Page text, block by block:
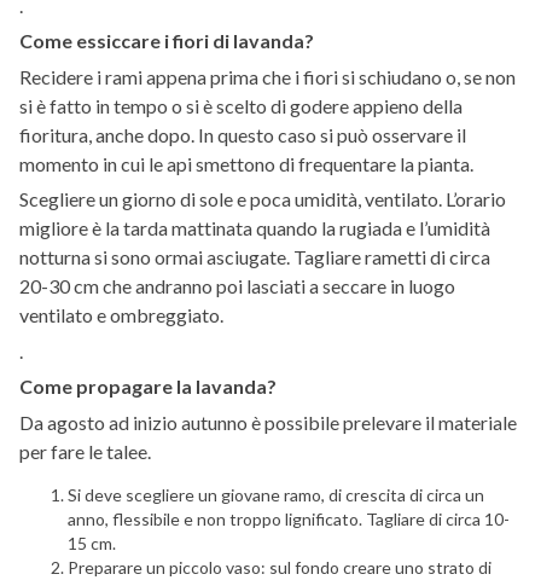
Come essiccare i fiori di lavanda?
Recidere i rami appena prima che i fiori si schiudano o, se non
si è fatto in tempo o si è scelto di godere appieno della
fioritura, anche dopo. In questo caso si può osservare il
momento in cui le api smettono di frequentare la pianta.
Scegliere un giorno di sole e poca umidità, ventilato. L’orario
migliore è la tarda mattinata quando la rugiada e l’umidità
notturna si sono ormai asciugate. Tagliare rametti di circa
20-30 cm che andranno poi lasciati a seccare in luogo
ventilato e ombreggiato.
.
Come propagare la lavanda?
Da agosto ad inizio autunno è possibile prelevare il materiale
per fare le talee.
Si deve scegliere un giovane ramo, di crescita di circa un
anno, flessibile e non troppo lignificato. Tagliare di circa 10-
15 cm.
Preparare un piccolo vaso: sul fondo creare uno strato di